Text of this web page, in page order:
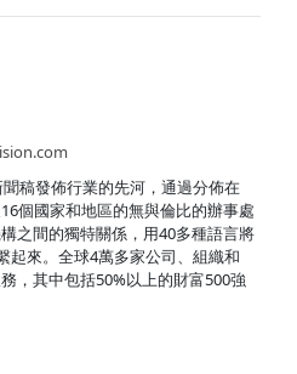
稿發佈行業的先河，通過分佈在
個國家和地區的無與倫比的辦事處
之間的獨特關係，用40多種語言將
起來。全球4萬多家公司、組織和
，其中包括50%以上的財富500強